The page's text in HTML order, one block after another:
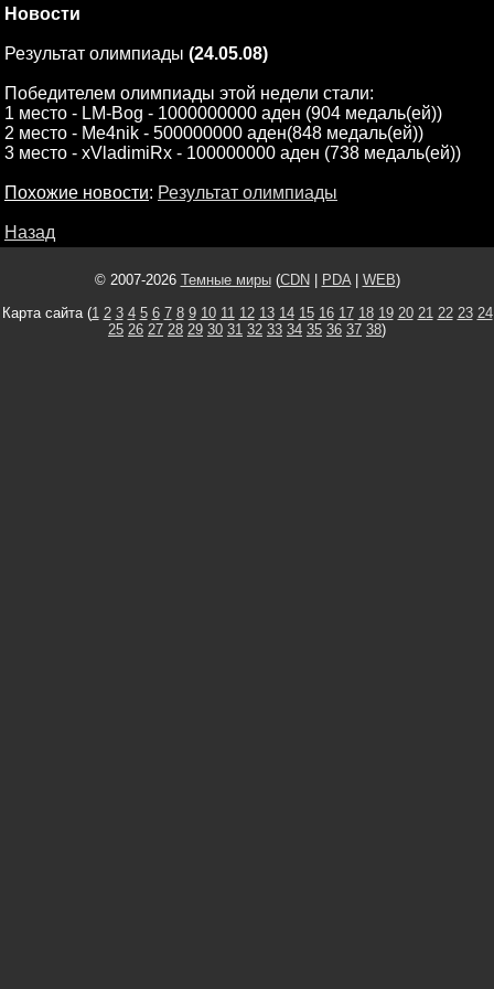
Новости
Результат олимпиады (24.05.08)
Победителем олимпиады этой недели стали:
1 место - LM-Bog - 1000000000 аден (904 медаль(ей))
2 место - Me4nik - 500000000 аден(848 медаль(ей))
3 место - xVladimiRx - 100000000 аден (738 медаль(ей))
Похожие новости: Результат олимпиады
Назад
© 2007-2026 Темные миры(CDN PDA| WEB)
Карта сайта (1 2 3 4 5 6 7 8 9 10 11 12 13 14 15 16 17 18 19 20 21 22 23 24
25 26 27 28 29 30 31 32 33 34 35 36 37 38)